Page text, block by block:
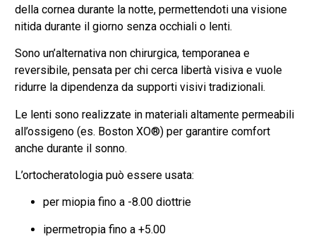
della cornea durante la notte, permettendoti una visione
nitida durante il giorno senza occhiali o lenti.
Sono un’alternativa non chirurgica, temporanea e
reversibile, pensata per chi cerca libertà visiva e vuole
ridurre la dipendenza da supporti visivi tradizionali.
Le lenti sono realizzate in materiali altamente permeabili
all’ossigeno (es. Boston XO®) per garantire comfort
anche durante il sonno.
L’ortocheratologia può essere usata:
per miopia fino a -8.00 diottrie
ipermetropia fino a +5.00